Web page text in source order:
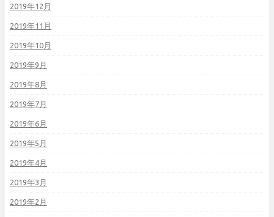
2019年12月
2019年11月
2019年10月
2019年9月
2019年8月
2019年7月
2019年6月
2019年5月
2019年4月
2019年3月
2019年2月